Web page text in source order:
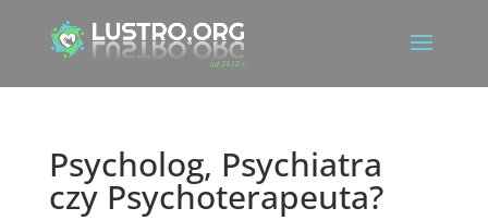
Psycholog, Psychiatra
czy Psychoterapeuta?